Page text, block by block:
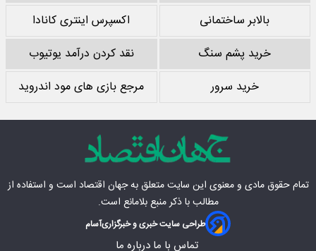
بالابر ساختمانی
اکسپرس اینتری کانادا
خرید پشم سنگ
نقد کردن درآمد یوتیوب
خرید سرور
مرجع بازی های مود اندروید
تمام حقوق مادی‌ و معنوی این سایت متعلق بهجهان اقتصاد است و استفاده از
مطالب با ذکر منبع بلامانع است.
طراحی سایت خبری و خبرگزاریآسام
تماس با ما درباره ما